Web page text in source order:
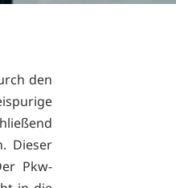
den
Dieser
Pkw-